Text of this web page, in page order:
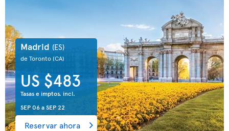
Madrid (ES)
de Toronto(CA)
US $483
Tasas e imptos. incl.
SEP 06aSEP 22
Reservar ahora